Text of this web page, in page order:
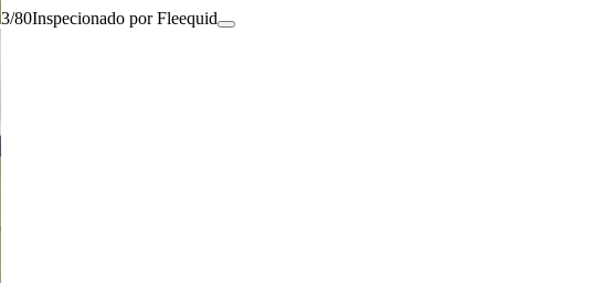
3/80Inspecionado por Fleequid